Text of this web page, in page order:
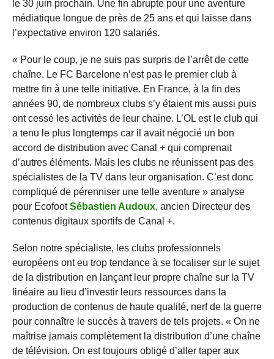
le 30 juin prochain. Une fin abrupte pour une aventure
médiatique longue de près de 25 ans et qui laisse dans
l’expectative environ 120 salariés.
« Pour le coup, je ne suis pas surpris de l’arrêt de cette
chaîne. Le FC Barcelone n’est pas le premier club à
mettre fin à une telle initiative. En France, à la fin des
années 90, de nombreux clubs s’y étaient mis aussi puis
ont cessé les activités de leur chaine. L’OL est le club qui
a tenu le plus longtemps car il avait négocié un bon
accord de distribution avec Canal + qui comprenait
d’autres éléments. Mais les clubs ne réunissent pas des
spécialistes de la TV dans leur organisation. C’est donc
compliqué de pérenniser une telle aventure » analyse
pour EcofootSébastien Audoux, ancien Directeur des
contenus digitaux sportifs de Canal +.
Selon notre spécialiste, les clubs professionnels
européens ont eu trop tendance à se focaliser sur le sujet
de la distribution en lançant leur propre chaîne sur la TV
linéaire au lieu d’investir leurs ressources dans la
production de contenus de haute qualité, nerf de la guerre
pour connaître le succès à travers de tels projets. « On ne
maîtrise jamais complètement la distribution d’une chaîne
de télévision. On est toujours obligé d’aller taper aux